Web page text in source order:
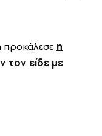
προκάλεσε η
τον είδε με